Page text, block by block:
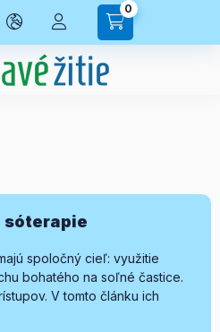
0
sóterapie
spoločný cieľ: využitie
bohatého na soľné častice.
V tomto článku ich